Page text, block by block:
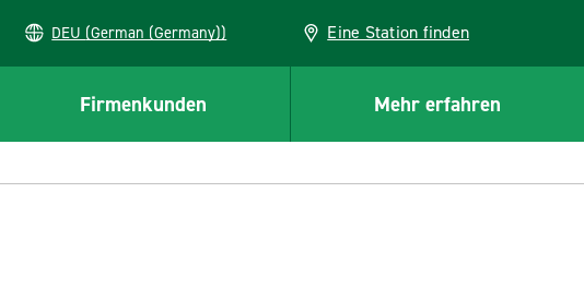
DEU (German (Germany)) Eine Station finden
Firmenkunden Mehr erfahren